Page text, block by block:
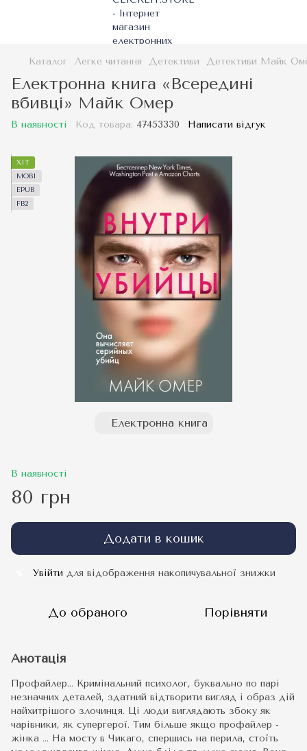
Каталог Легке читання Детективи Детективи Майк
Електронна книга «Всередині
вбивці» Майк Омер
В наявності Код товара: 47453330 Написати відгук
ХІТ
MOBI
EPUB
FB2
Електронна книга
В наявності
80 грн
Додати в кошик
Увійти для відображення накопичувальної знижки
До обраного Порівняти
Анотація
Профайлер… Кримінальний психолог, буквально по парі
незначних деталей, здатний відтворити вигляд і образ дій
найхитрішого злочинця. Ці люди виглядають збоку як
чарівники, як супергерої. Тим більше якщо профайлер -
жінка ... На мосту в Чикаго, спершись на перила, стоїть